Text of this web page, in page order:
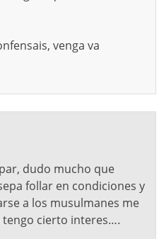
venga va
dudo mucho que
follar en condiciones y
a los musulmanes me
tengo cierto interes….